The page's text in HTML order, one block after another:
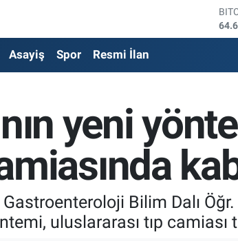
Asayiş Spor Resmi İlan
yeni
Bilim Dalı
uluslararası tıp